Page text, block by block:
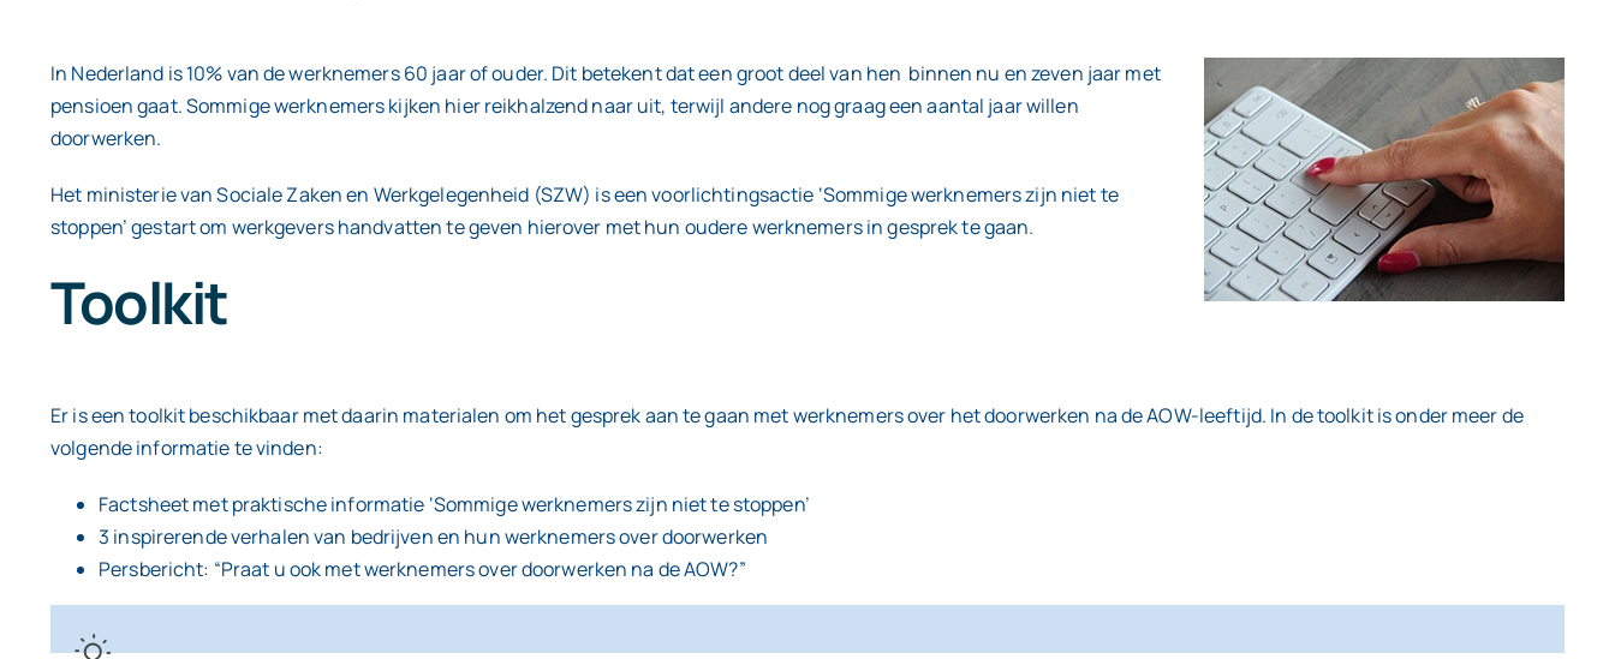
In Nederland is 10% van de werknemers 60 jaar of ouder. Dit betekent dat een groot deel van hen binnen nu en zeven jaar met
pensioen gaat. Sommige werknemers kijken hier reikhalzend naar uit, terwijl andere nog graag een aantal jaar willen
doorwerken.
Het ministerie van Sociale Zaken en Werkgelegenheid (SZW) is een voorlichtingsactie ‘Sommige werknemers zijn niet te
stoppen’ gestart om werkgevers handvatten te geven hierover met hun oudere werknemers in gesprek te gaan.
Toolkit
Er is een toolkit beschikbaar met daarin materialen om het gesprek aan te gaan met werknemers over het doorwerken na de AOW-leeftijd. In de toolkit is onder meer de
volgende informatie te vinden:
Factsheet met praktische informatie ‘Sommige werknemers zijn niet te stoppen’
3 inspirerende verhalen van bedrijven en hun werknemers over doorwerken
Persbericht: “Praat u ook met werknemers over doorwerken na de AOW?”